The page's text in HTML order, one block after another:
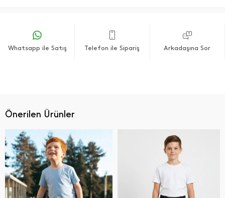
Whatsapp ile Satış Telefon ile Sipariş Arkadaşına Sor
Önerilen Ürünler